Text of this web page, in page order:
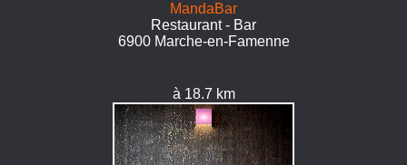
MandaBar
Restaurant - Bar
6900 Marche-en-Famenne
à 18.7 km